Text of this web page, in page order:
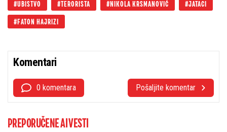
UBISTVO TERORISTA NIKOLA KRSMANOVIĆ JATACI
FATON HAJRIZI
Komentari
0 komentara Pošaljite komentar
PREPORUČENE AI VESTI